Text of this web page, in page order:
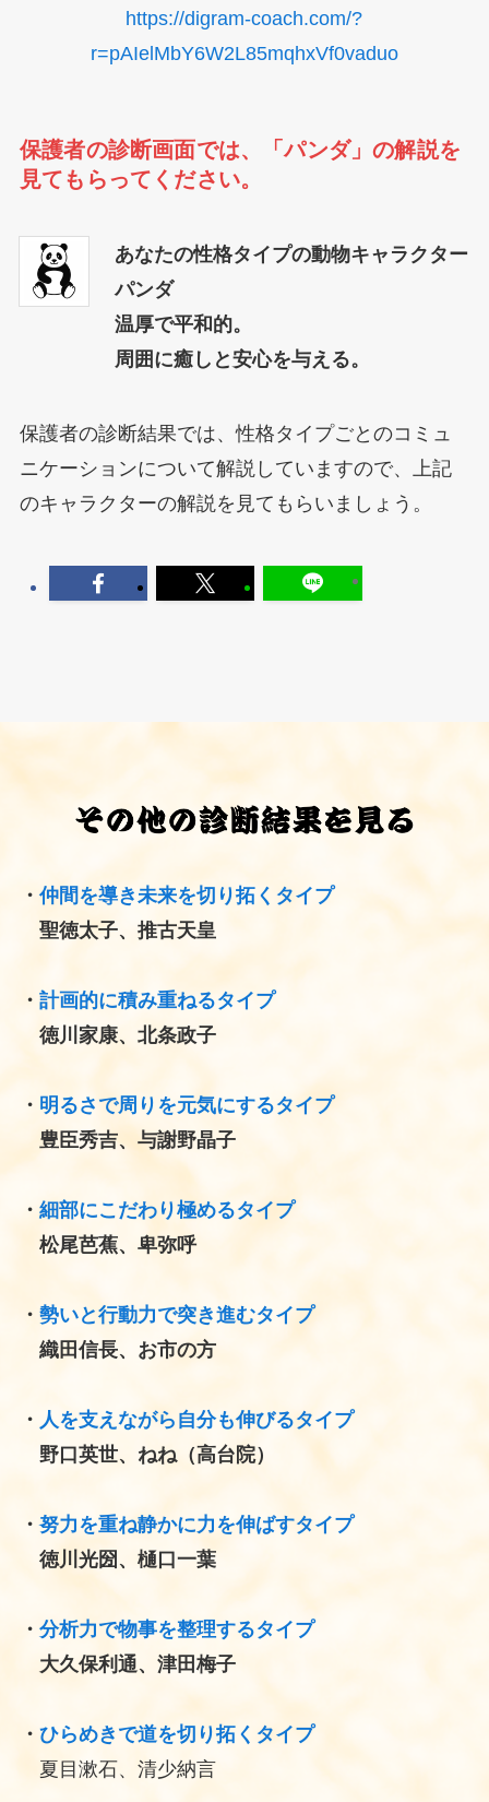
https://digram-coach.com/?
r=pAIelMbY6W2L85mqhxVf0vaduo
保護者の診断画面では、「パンダ」の解説を
見てもらってください。
あなたの性格タイプの動物キャラクター
パンダ
温厚で平和的。
周囲に癒しと安心を与える。
保護者の診断結果では、性格タイプごとのコミュ
ニケーションについて解説していますので、上記
のキャラクターの解説を見てもらいましょう。
・ 仲間を導き未来を切り拓くタイプ
聖徳太子、推古天皇
・ 計画的に積み重ねるタイプ
徳川家康、北条政子
・ 明るさで周りを元気にするタイプ
豊臣秀吉、与謝野晶子
・ 細部にこだわり極めるタイプ
松尾芭蕉、卑弥呼
・ 勢いと行動力で突き進むタイプ
織田信長、お市の方
・ 人を支えながら自分も伸びるタイプ
野口英世、ねね（高台院）
・努力を重ね静かに力を伸ばすタイプ
徳川光圀、樋口一葉
・ 分析力で物事を整理するタイプ
大久保利通、津田梅子
・ ひらめきで道を切り拓くタイプ
夏目漱石、清少納言